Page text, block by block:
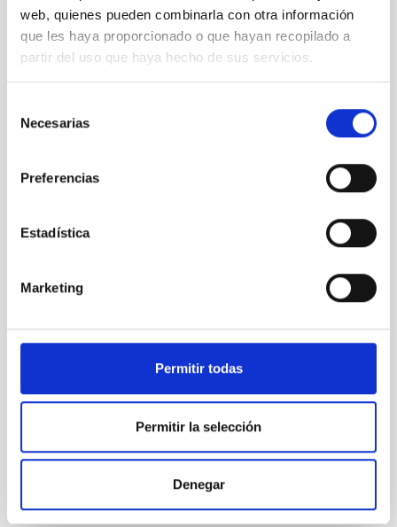
web, quienes pueden combinarla con otra información
que les haya proporcionado o que hayan recopilado a
partir del uso que haya hecho de sus servicios.
Necesarias
Preferencias
Estadística
Marketing
Permitir todas
Permitir la selección
Denegar
HERMES
InstrumentSpectrograph